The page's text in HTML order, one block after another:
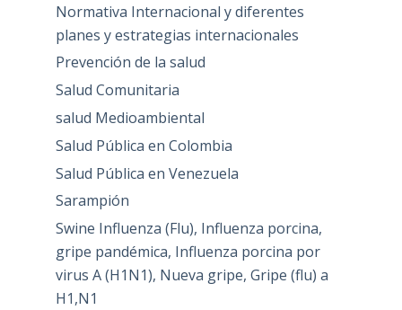
Normativa Internacional y diferentes
planes y estrategias internacionales
Prevención de la salud
Salud Comunitaria
salud Medioambiental
Salud Pública en Colombia
Salud Pública en Venezuela
Sarampión
Swine Influenza (Flu), Influenza porcina,
gripe pandémica, Influenza porcina por
virus A (H1N1), Nueva gripe, Gripe (flu) a
H1,N1